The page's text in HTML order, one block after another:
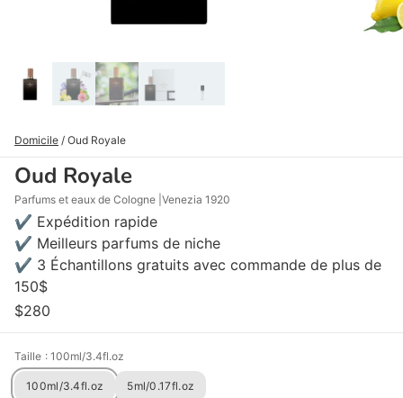
Domicile / Oud Royale
Oud Royale
Parfums et eaux de Cologne Venezia 1920
✔ Expédition rapide
✔ Meilleurs parfums de niche
✔ 3 Échantillons gratuits avec commande de plus de
150$
$280
Taille : 100ml/3.4fl.oz
100ml/3.4fl.oz 5ml/0.17fl.oz